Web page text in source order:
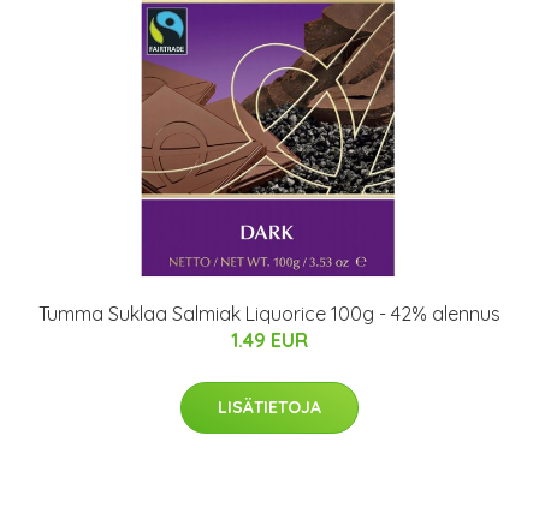
Tumma Suklaa Salmiak Liquorice 100g - 42% alennus
1.49 EUR
LISÄTIETOJA